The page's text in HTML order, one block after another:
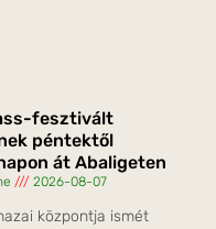
fesztivált
péntektől
át Abaligeten
2026-08-07
központja ismét